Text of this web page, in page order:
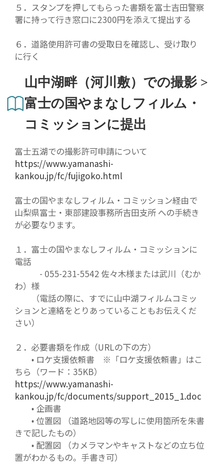
５．スタンプを押してもらった書類を富士吉田警察
署に持って行き窓口に2300円を添えて提出する
６．道路使用許可書の受取日を確認し、受け取り
に行く
山中湖畔（河川敷）での撮影 >
富士の国やまなしフィルム・
コミッションに提出
富士五湖での撮影許可申請について
https://www.yamanashi-
kankou.jp/fc/fujigoko.html
富士の国やまなしフィルム・コミッション経由で
山梨県富士・東部建設事務所吉田支所 への手続き
が必要なります。
１．富士の国やまなしフィルム・コミッションに
電話
- 055-231-5542 佐々木様または武川（むか
わ）様
（電話の際に、すでに山中湖フィルムコミッ
ションと連絡をとりあっていることもお伝えくだ
さい）
２．必要書類を作成（URLの下の方）
• ロケ支援依頼書 ※「ロケ支援依頼書」はこ
ちら（ワード：35KB）
https://www.yamanashi-
kankou.jp/fc/documents/support_2015_1.doc
• 企画書
• 位置図 （道路地図等の写しに使用箇所を朱書
きで記したもの）
• 配置図 （カメラマンやキャストなどの立ち位
置がわかるもの。手書き可）